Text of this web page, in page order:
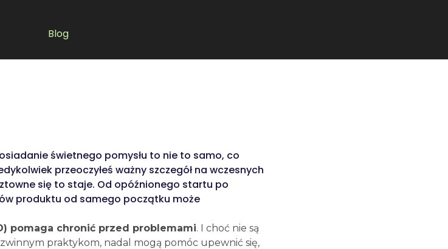
Blog
świetnego pomysłu to nie to samo, co
przeoczyłeś ważny szczegół na wczesnych
się to staje. Od opóźnionego startu po
produktu od samego początku może
pomaga chronić przed problemami. I choć nie są
praktykom, nadal mogą pomóc upewnić się,